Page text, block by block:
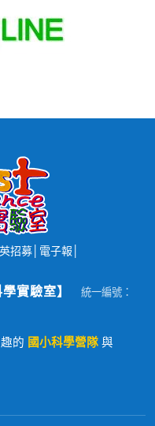
招募│ 電子報
實驗室】
統一編號：
的 國小科學營隊 與